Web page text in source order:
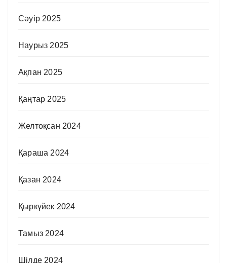
Сәуір 2025
Наурыз 2025
Ақпан 2025
Қаңтар 2025
Желтоқсан 2024
Қараша 2024
Қазан 2024
Қыркүйек 2024
Тамыз 2024
Шілде 2024